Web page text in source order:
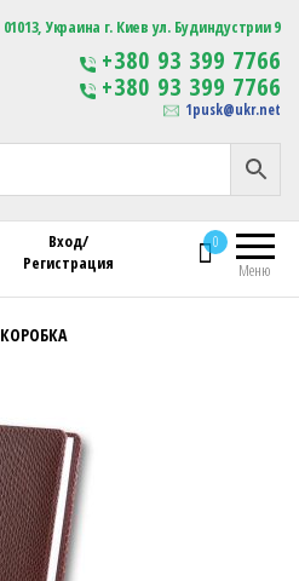
Компания Изготовление
сувенирной продукции
с логотипом
01013, Украина г. Киев ул. Будиндустрии 9
+380 93 399 7766
+380 93 399 7766
1pusk@ukr.net
Меню
0
Вход/
Регистрация
Компания